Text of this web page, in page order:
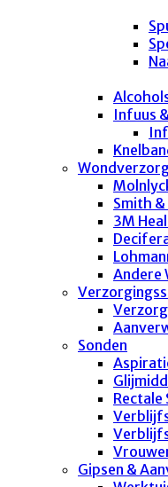
Infuus
Smith
3M
Andere
Sonden
Rectale
Gipsen &